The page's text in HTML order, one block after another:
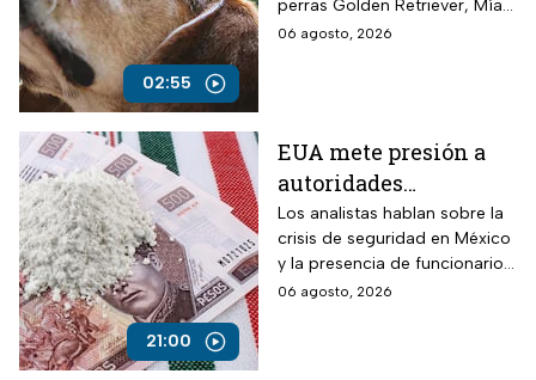
02:55
perras Golden Retriever, Mía y
Camila, de seis años, robadas
06 agosto, 2026
21:00
EUA mete presión a
autoridades
mexicanas para
combatir al
narcotráfico y detener
a funcionarios
Los analistas hablan sobre la
crisis de seguridad en México
y la presencia de funcionarios
corruptos en el narcotráfico
06 agosto, 2026